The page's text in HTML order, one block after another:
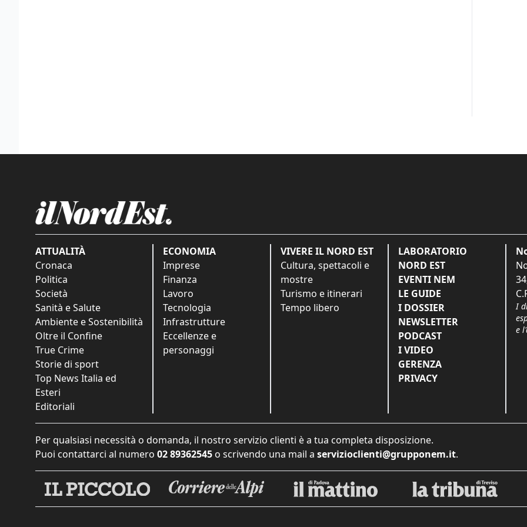
ATTUALITÀ
Cronaca
Politica
Società
Sanità e Salute
Ambiente e Sostenibilità
Oltre il Confine
True Crime
Storie di sport
Top News Italia ed
Esteri
Editoriali
ECONOMIA
Imprese
Finanza
Lavoro
Tecnologia
Infrastrutture
Eccellenze e
personaggi
VIVERE IL NORD EST
Cultura, spettacoli e
mostre
Turismo e itinerari
Tempo libero
LABORATORIO
NORD EST
EVENTI NEM
LE GUIDE
I DOSSIER
NEWSLETTER
PODCAST
I VIDEO
GERENZA
PRIVACY
I
e
Per qualsiasi necessità o domanda, il nostro servizio clienti è a tua completa disposizione.
Puoi contattarci al numero 02 89362545 o scrivendo una mail a servizioclienti@grupponem.it.